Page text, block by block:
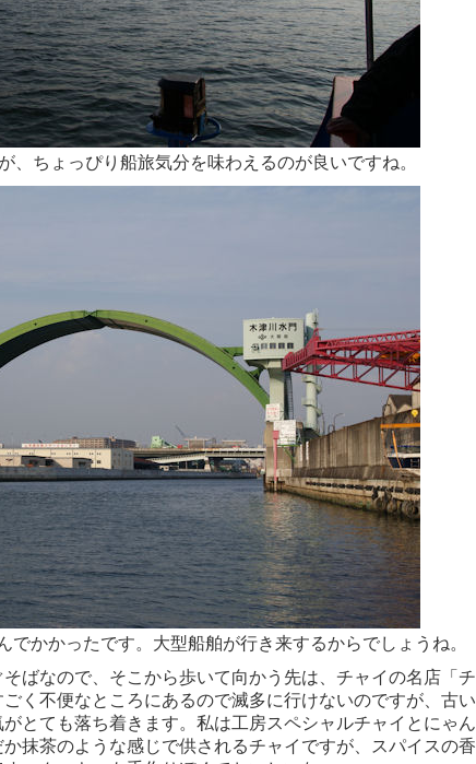
、ちょっぴり船旅気分を味わえるのが良いですね。
でかかったです。大型船舶が行き来するからでしょうね。
ばなので、そこから歩いて向かう先は、チャイの名店「チ
く不便なところにあるので滅多に行けないのですが、古い
とても落ち着きます。私は工房スペシャルチャイとにゃん
抹茶のような感じで供されるチャイですが、スパイスの香